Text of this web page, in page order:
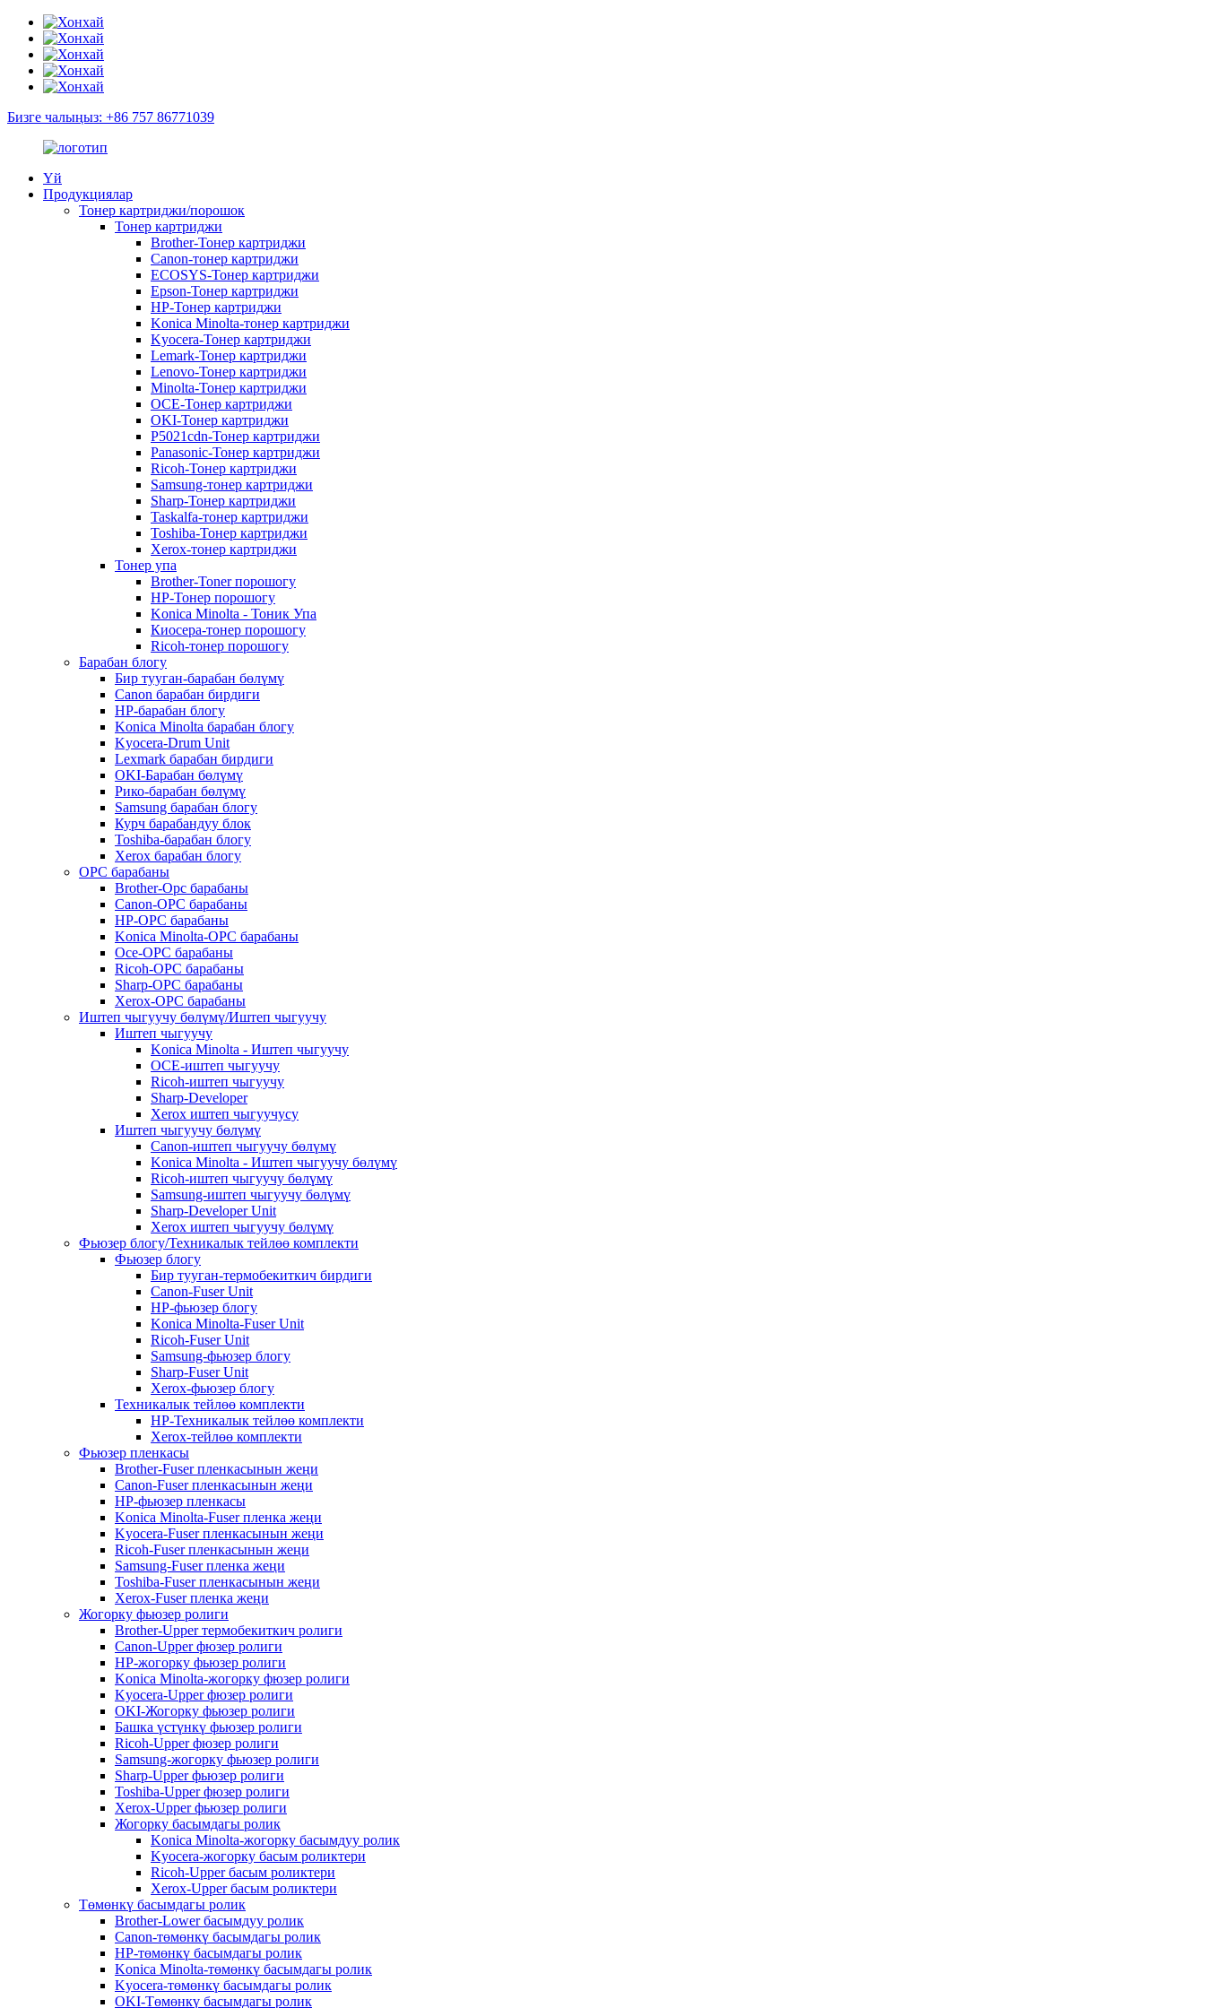
Бизге чалыңыз: +86 757 86771039
Үй
Продукциялар
Тонер картриджи/порошок
Тонер картриджи
Brother-Тонер картриджи
Canon-тонер картриджи
ECOSYS-Тонер картриджи
Epson-Тонер картриджи
HP-Тонер картриджи
Konica Minolta-тонер картриджи
Kyocera-Тонер картриджи
Lemark-Тонер картриджи
Lenovo-Тонер картриджи
Minolta-Тонер картриджи
OCE-Тонер картриджи
OKI-Тонер картриджи
P5021cdn-Тонер картриджи
Panasonic-Тонер картриджи
Ricoh-Тонер картриджи
Samsung-тонер картриджи
Sharp-Тонер картриджи
Taskalfa-тонер картриджи
Toshiba-Тонер картриджи
Xerox-тонер картриджи
Тонер упа
Brother-Toner порошогу
HP-Тонер порошогу
Konica Minolta - Тоник Упа
Киосера-тонер порошогу
Ricoh-тонер порошогу
Барабан блогу
Бир тууган-барабан бөлүмү
Canon барабан бирдиги
HP-барабан блогу
Konica Minolta барабан блогу
Kyocera-Drum Unit
Lexmark барабан бирдиги
OKI-Барабан бөлүмү
Рико-барабан бөлүмү
Samsung барабан блогу
Курч барабандуу блок
Toshiba-барабан блогу
Xerox барабан блогу
OPC барабаны
Brother-Opc барабаны
Canon-OPC барабаны
HP-OPC барабаны
Konica Minolta-OPC барабаны
Oce-OPC барабаны
Ricoh-OPC барабаны
Sharp-OPC барабаны
Xerox-OPC барабаны
Иштеп чыгуучу бөлүмү/Иштеп чыгуучу
Иштеп чыгуучу
Konica Minolta - Иштеп чыгуучу
OCE-иштеп чыгуучу
Ricoh-иштеп чыгуучу
Sharp-Developer
Xerox иштеп чыгуучусу
Иштеп чыгуучу бөлүмү
Canon-иштеп чыгуучу бөлүмү
Konica Minolta - Иштеп чыгуучу бөлүмү
Ricoh-иштеп чыгуучу бөлүмү
Samsung-иштеп чыгуучу бөлүмү
Sharp-Developer Unit
Xerox иштеп чыгуучу бөлүмү
Фьюзер блогу/Техникалык тейлөө комплекти
Фьюзер блогу
Бир тууган-термобекиткич бирдиги
Canon-Fuser Unit
HP-фьюзер блогу
Konica Minolta-Fuser Unit
Ricoh-Fuser Unit
Samsung-фьюзер блогу
Sharp-Fuser Unit
Xerox-фьюзер блогу
Техникалык тейлөө комплекти
HP-Техникалык тейлөө комплекти
Xerox-тейлөө комплекти
Фьюзер пленкасы
Brother-Fuser пленкасынын жеңи
Canon-Fuser пленкасынын жеңи
HP-фьюзер пленкасы
Konica Minolta-Fuser пленка жеңи
Kyocera-Fuser пленкасынын жеңи
Ricoh-Fuser пленкасынын жеңи
Samsung-Fuser пленка жеңи
Toshiba-Fuser пленкасынын жеңи
Xerox-Fuser пленка жеңи
Жогорку фьюзер ролиги
Brother-Upper термобекиткич ролиги
Canon-Upper фюзер ролиги
HP-жогорку фьюзер ролиги
Konica Minolta-жогорку фюзер ролиги
Kyocera-Upper фюзер ролиги
OKI-Жогорку фьюзер ролиги
Башка үстүнкү фьюзер ролиги
Ricoh-Upper фюзер ролиги
Samsung-жогорку фьюзер ролиги
Sharp-Upper фьюзер ролиги
Toshiba-Upper фюзер ролиги
Xerox-Upper фьюзер ролиги
Жогорку басымдагы ролик
Konica Minolta-жогорку басымдуу ролик
Kyocera-жогорку басым роликтери
Ricoh-Upper басым роликтери
Xerox-Upper басым роликтери
Төмөнкү басымдагы ролик
Brother-Lower басымдуу ролик
Canon-төмөнкү басымдагы ролик
HP-төмөнкү басымдагы ролик
Konica Minolta-төмөнкү басымдагы ролик
Kyocera-төмөнкү басымдагы ролик
OKI-Төмөнкү басымдагы ролик